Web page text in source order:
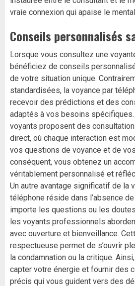
vraie connexion qui apaise le
Conseils personnalisés
Lorsque vous consultez une
bénéficiez de conseils
de votre situation unique.
standardisées, la voyance par
recevoir des prédictions et des
adaptés à vos besoins
voyants proposent des
direct, où chaque interaction est
vos questions de voyance et de
conséquent, vous obtenez un
véritablement personnalisé et
Un autre avantage significatif de la
téléphone réside dans l’absence
importe les questions ou les
les voyants professionnels
avec ouverture et bienveillance.
respectueuse permet de s’ouvrir
la condamnation ou la critique.
capter votre énergie et fournir des
précis qui vous guident vers des